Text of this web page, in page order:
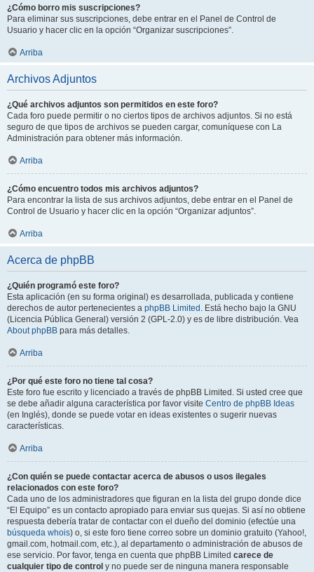
¿Cómo borro mis suscripciones?
Para eliminar sus suscripciones, debe entrar en el Panel de Control de
Usuario y hacer clic en la opción “Organizar suscripciones”.
Arriba
Archivos Adjuntos
¿Qué archivos adjuntos son permitidos en este foro?
Cada foro puede permitir o no ciertos tipos de archivos adjuntos. Si no está
seguro de que tipos de archivos se pueden cargar, comuníquese con La
Administración para obtener más información.
Arriba
¿Cómo encuentro todos mis archivos adjuntos?
Para encontrar la lista de sus archivos adjuntos, debe entrar en el Panel de
Control de Usuario y hacer clic en la opción “Organizar adjuntos”.
Arriba
Acerca de phpBB
¿Quién programó este foro?
Esta aplicación (en su forma original) es desarrollada, publicada y contiene
derechos de autor pertenecientes a phpBB Limited . Está hecho bajo la GNU
(Licencia Pública General) versión 2 (GPL-2.0) y es de libre distribución. Vea
About phpBB para más detalles.
Arriba
¿Por qué este foro no tiene tal cosa?
Este foro fue escrito y licenciado a través de phpBB Limited. Si usted cree que
se debe añadir alguna característica por favor visite Centro de phpBB Ideas
(en Inglés), donde se puede votar en ideas existentes o sugerir nuevas
características.
Arriba
¿Con quién se puede contactar acerca de abusos o usos ilegales
relacionados con este foro?
Cada uno de los administradores que figuran en la lista del grupo donde dice
“El Equipo” es un contacto apropiado para enviar sus quejas. Si así no obtiene
respuesta debería tratar de contactar con el dueño del dominio (efectúe una
búsqueda whois) o, si este foro tiene correo sobre un dominio gratuito (Yahoo!,
gmail.com, hotmail.com, etc.), al departamento o administración de abusos de
ese servicio. Por favor, tenga en cuenta que phpBB Limited carece de
cualquier tipo de control y no puede ser de ninguna manera responsable